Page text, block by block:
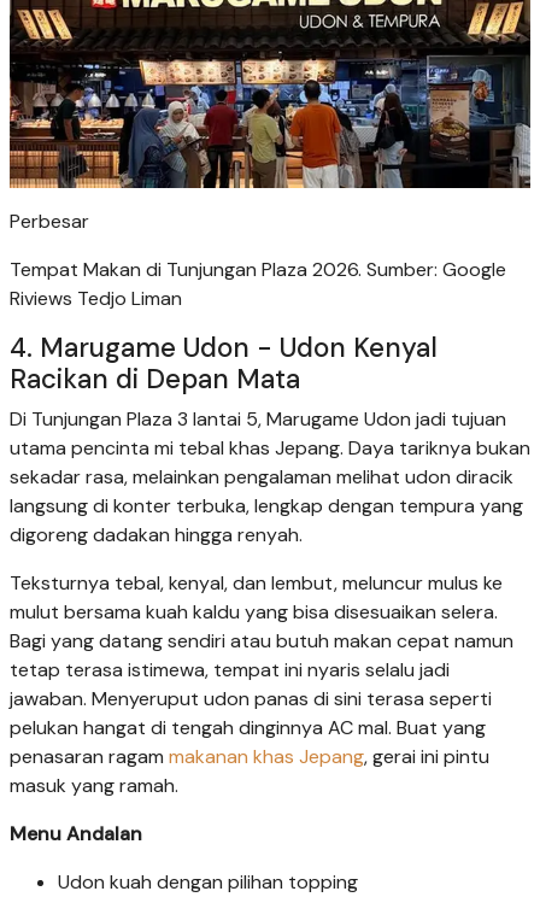
Perbesar
Tempat Makan di Tunjungan Plaza 2026. Sumber: Google
Riviews Tedjo Liman
4. Marugame Udon - Udon Kenyal
Racikan di Depan Mata
Di Tunjungan Plaza 3 lantai 5, Marugame Udon jadi tujuan
utama pencinta mi tebal khas Jepang. Daya tariknya bukan
sekadar rasa, melainkan pengalaman melihat udon diracik
langsung di konter terbuka, lengkap dengan tempura yang
digoreng dadakan hingga renyah.
Teksturnya tebal, kenyal, dan lembut, meluncur mulus ke
mulut bersama kuah kaldu yang bisa disesuaikan selera.
Bagi yang datang sendiri atau butuh makan cepat namun
tetap terasa istimewa, tempat ini nyaris selalu jadi
jawaban. Menyeruput udon panas di sini terasa seperti
pelukan hangat di tengah dinginnya AC mal. Buat yang
penasaran ragam makanan khas Jepang, gerai ini pintu
masuk yang ramah.
Menu Andalan
Udon kuah dengan pilihan topping